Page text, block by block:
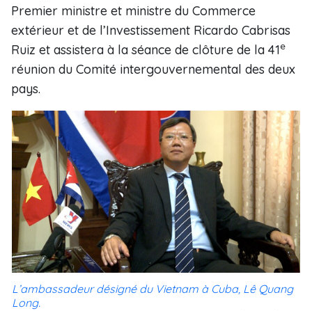
Premier ministre et ministre du Commerce
extérieur et de l’Investissement Ricardo Cabrisas
Ruiz et assistera à la séance de clôture de la 41e
réunion du Comité intergouvernemental des deux
pays.
L’ambassadeur désigné du Vietnam à Cuba, Lê Quang
Long.